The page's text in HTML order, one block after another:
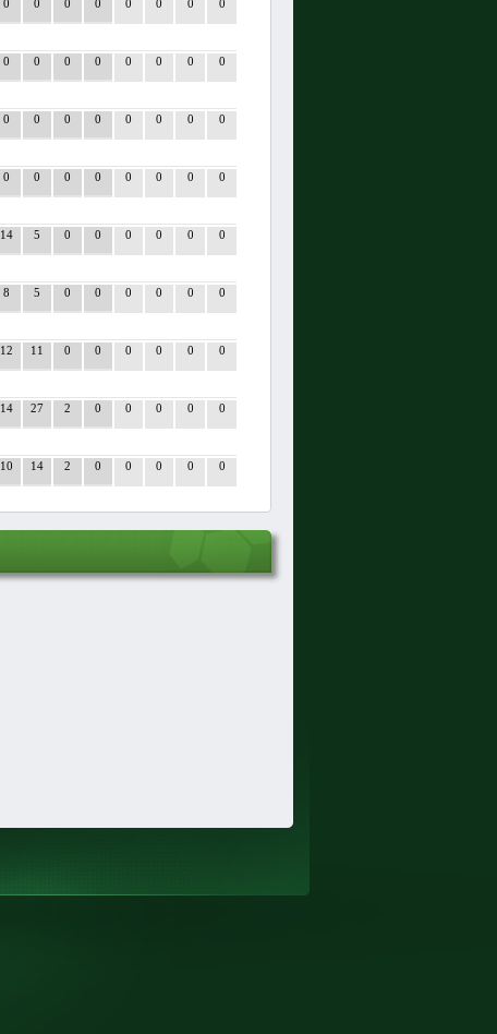
0 0 0 0 0 0 0 0
0 0 0 0 0 0 0 0
0 0 0 0 0 0 0 0
0 0 0 0 0 0 0 0
14 5 0 0 0 0 0 0
8 5 0 0 0 0 0 0
12 11 0 0 0 0 0 0
14 27 2 0 0 0 0 0
10 14 2 0 0 0 0 0